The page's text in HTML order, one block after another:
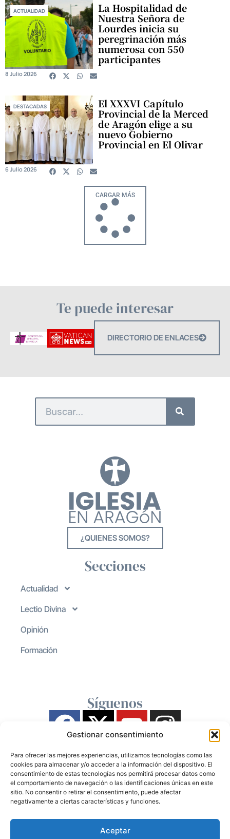
Gestionar consentimiento
Para ofrecer las mejores experiencias, utilizamos tecnologías como las
cookies para almacenar y/o acceder a la información del dispositivo. El
consentimiento de estas tecnologías nos permitirá procesar datos como
el comportamiento de navegación o las identificaciones únicas en este
sitio. No consentir o retirar el consentimiento, puede afectar
negativamente a ciertas características y funciones.
Aceptar
ACTUALIDAD La Hospitalidad de
Nuestra Señora de
Lourdes inicia su
peregrinación más
numerosa con 550
participantes
8 Julio 2026
DESTACADAS El XXXVI Capítulo
Provincial de la Merced
de Aragón elige a su
nuevo Gobierno
Provincial en El Olivar
6 Julio 2026
CARGAR MÁS
Te puede interesar
DIRECTORIO DE ENLACES
¿QUIENES SOMOS?
Secciones
Actualidad
Lectio Divina
Opinión
Formación
Síguenos